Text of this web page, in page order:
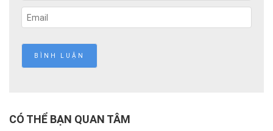
CÓ THỂ BẠN QUAN TÂM